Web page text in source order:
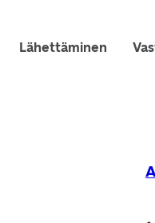
Lähettäminen